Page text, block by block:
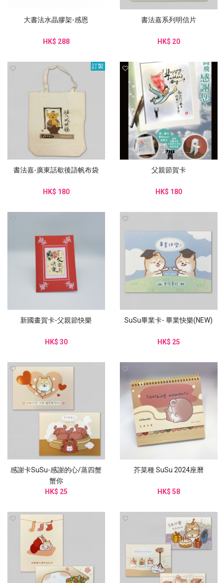
大書法水晶膠架-感恩
HK$ 288
書法嘉系列明信片
HK$ 20
訂製
書法嘉-廣東話歇後語帆布袋
HK$ 180
父親節賀卡
HK$ 180
新國畫賀卡-父親節快樂
HK$ 30
SuSu畢業卡- 畢業快樂(NEW)
HK$ 25
感謝卡SuSu-感謝的心/蒸四蟹
蟹你
HK$ 25
芥菜種 SuSu 2024座曆
HK$ 58